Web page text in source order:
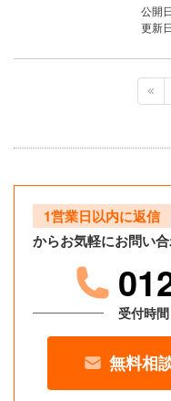
お問い合わせ
公開
更新
1営業日以内に返信
からお気軽にお問い合
受付時
無料相